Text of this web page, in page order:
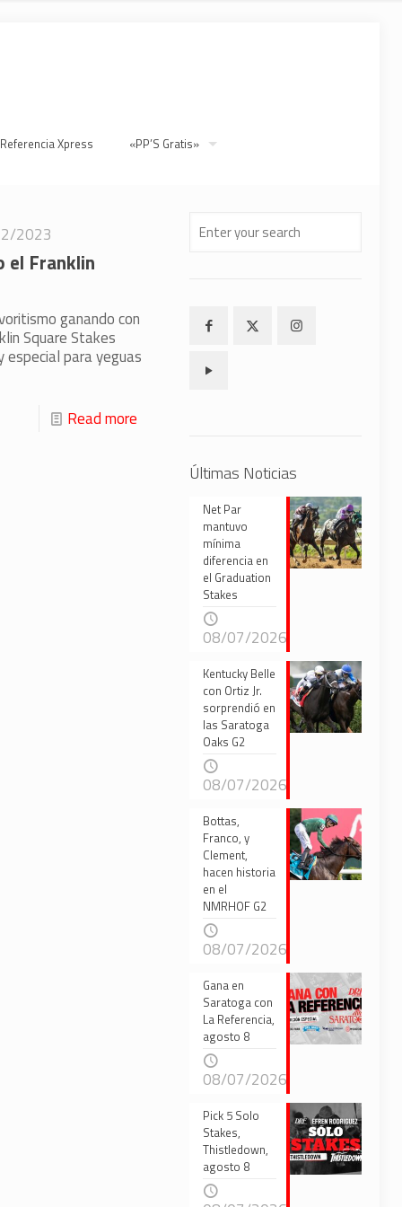
Xpress «PP’S Gratis»
2023
el Franklin
ganando con
Square Stakes
para yeguas
Read more
Últimas Noticias
Net Par
mantuvo
mínima
diferencia en
el Graduation
Stakes
08/07/2026
Kentucky Belle
con Ortiz Jr.
sorprendió en
las Saratoga
Oaks G2
08/07/2026
Bottas,
Franco, y
Clement,
hacen historia
en el
NMRHOF G2
08/07/2026
Gana en
Saratoga con
La Referencia,
agosto 8
08/07/2026
Pick 5 Solo
Stakes,
Thistledown,
agosto 8